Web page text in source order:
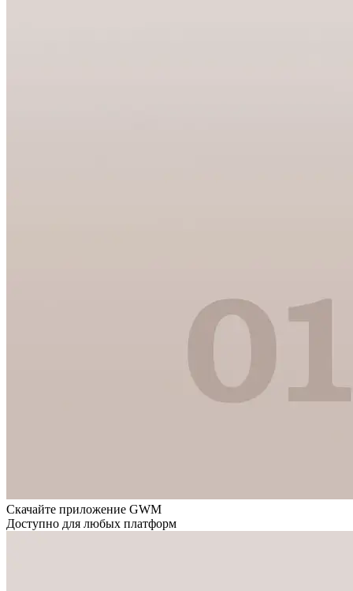
Скачайте приложение GWM
Доступно для любых платформ